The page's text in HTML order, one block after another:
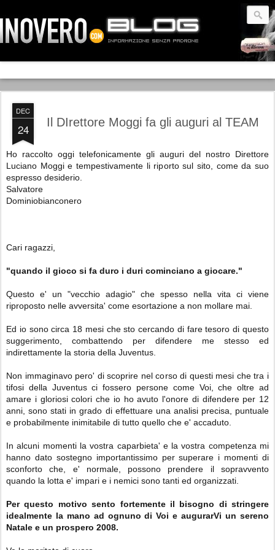
DEC
24 Il DIrettore Moggi fa gli auguri al TEAM
Ho raccolto oggi telefonicamente gli auguri del nostro Direttore
Luciano Moggi e tempestivamente li riporto sul sito, come da suo
espresso desiderio.
Salvatore
Dominiobianconero
Cari ragazzi,
"quando il gioco si fa duro i duri cominciano a giocare."
Questo e' un "vecchio adagio" che spesso nella vita ci viene
riproposto nelle avversita' come esortazione a non mollare mai.
Ed io sono circa 18 mesi che sto cercando di fare tesoro di questo
suggerimento, combattendo per difendere me stesso ed
indirettamente la storia della Juventus.
Non immaginavo pero' di scoprire nel corso di questi mesi che tra i
tifosi della Juventus ci fossero persone come Voi, che oltre ad
amare i gloriosi colori che io ho avuto l'onore di difendere per 12
anni, sono stati in grado di effettuare una analisi precisa, puntuale
e probabilmente inimitabile di tutto quello che e' accaduto.
In alcuni momenti la vostra caparbieta' e la vostra competenza mi
hanno dato sostegno importantissimo per superare i momenti di
sconforto che, e' normale, possono prendere il sopravvento
quando la lotta e' impari e i nemici sono tanti ed organizzati.
Per questo motivo sento fortemente il bisogno di stringere
idealmente la mano ad ognuno di Voi e augurarVi un sereno
Natale e un prospero 2008.